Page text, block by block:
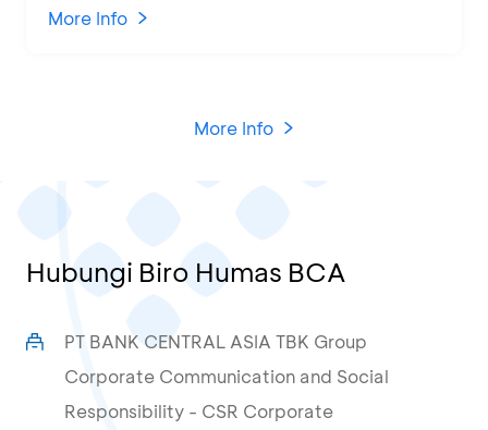
KCU Tanjung Priok
More Info
More Info
Hubungi Biro Humas BCA
PT BANK CENTRAL ASIA TBK Group
Corporate Communication and Social
Responsibility - CSR Corporate